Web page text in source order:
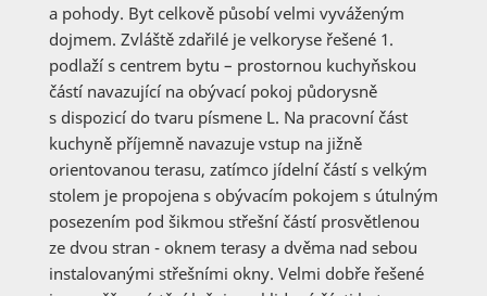
a pohody. Byt celkově působí velmi vyváženým
dojmem. Zvláště zdařilé je velkoryse řešené 1.
podlaží s centrem bytu – prostornou kuchyňskou
částí navazující na obývací pokoj půdorysně
s dispozicí do tvaru písmene L. Na pracovní část
kuchyně příjemně navazuje vstup na jižně
orientovanou terasu, zatímco jídelní částí s velkým
stolem je propojena s obývacím pokojem s útulným
posezením pod šikmou střešní částí prosvětlenou
ze dvou stran - oknem terasy a dvěma nad sebou
instalovanými střešními okny. Velmi dobře řešené